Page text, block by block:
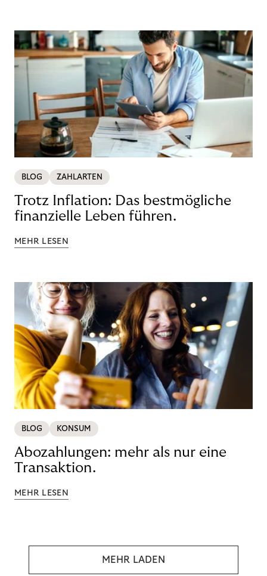
BLOG ZAHLARTEN
Trotz Inflation: Das bestmögliche
finanzielle Leben führen.
MEHR LESEN
BLOG KONSUM
Abozahlungen: mehr als nur eine
Transaktion.
MEHR LESEN
MEHR LADEN